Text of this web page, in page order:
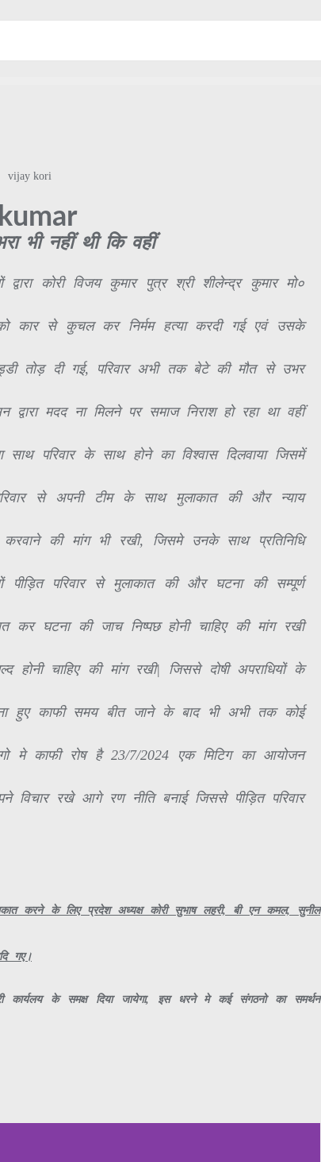
भी नहीं थी कि वहीं
कोरी विजय कुमार पुत्र श्री शीलेन्द्र कुमार मो०
को कार से कुचल कर निर्मम हत्या करदी गई एवं उसके
तोड़ दी गई, परिवार अभी तक बेटे की मौत से उभर
मदद ना मिलने पर समाज निराश हो रहा था वहीं
परिवार के साथ होने का विश्वास दिलवाया जिसमें
से अपनी टीम के साथ मुलाकात की और न्याय
की मांग भी रखी, जिसमे उनके साथ प्रतिनिधि
पीड़ित परिवार से मुलाकात की और घटना की सम्पूर्ण
कर घटना की जाच निष्पछ होनी चाहिए की मांग रखी
चाहिए की मांग रखी| जिससे दोषी अपराधियों के
हुए काफी समय बीत जाने के बाद भी अभी तक कोई
मे काफी रोष है 23/7/2024 एक मिटिग का आयोजन
विचार रखे आगे रण नीति बनाई जिससे पीड़ित परिवार
करने के लिए प्रदेश अध्यक्ष कोरी सुभाष लहरी, बी एन कमल, सुनील
गए।
कार्यलय के समक्ष दिया जायेगा, इस धरने मे कई संगठनो का समर्थन